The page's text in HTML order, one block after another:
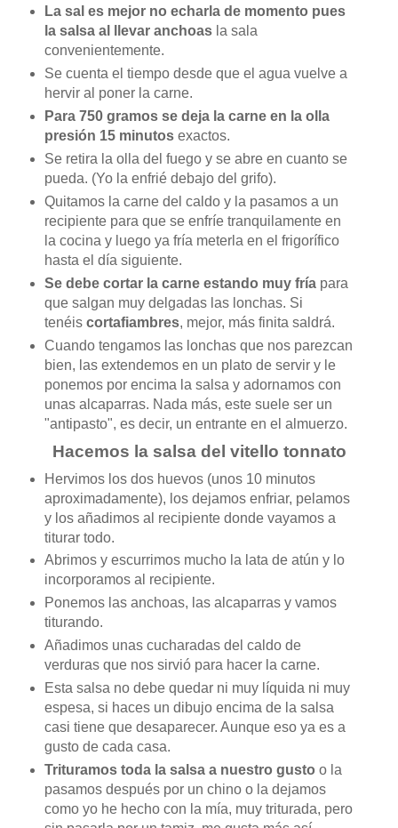
La sal es mejor no echarla de momento pues
la salsa al llevar anchoasla sala
convenientemente.
Se cuenta el tiempo desde que el agua vuelve a
hervir al poner la carne.
Para 750 gramos se deja la carne en la olla
presión 15 minutosexactos.
Se retira la olla del fuego y se abre en cuanto se
pueda. (Yo la enfrié debajo del grifo).
Quitamos la carne del caldo y la pasamos a un
recipiente para que se enfríe tranquilamente en
la cocina y luego ya fría meterla en el frigorífico
hasta el día siguiente.
Se debe cortar la carne estando muy fríapara
que salgan muy delgadas las lonchas. Si
tenéis cortafiambres, mejor, más finita saldrá.
Cuando tengamos las lonchas que nos parezcan
bien, las extendemos en un plato de servir y le
ponemos por encima la salsa y adornamos con
unas alcaparras. Nada más, este suele ser un
"antipasto", es decir, un entrante en el almuerzo.
Hacemos la salsa del vitello tonnato
Hervimos los dos huevos (unos 10 minutos
aproximadamente), los dejamos enfriar, pelamos
y los añadimos al recipiente donde vayamos a
titurar todo.
Abrimos y escurrimos mucho la lata de atún y lo
incorporamos al recipiente.
Ponemos las anchoas, las alcaparras y vamos
titurando.
Añadimos unas cucharadas del caldo de
verduras que nos sirvió para hacer la carne.
Esta salsa no debe quedar ni muy líquida ni muy
espesa, si haces un dibujo encima de la salsa
casi tiene que desaparecer. Aunque eso ya es a
gusto de cada casa.
Trituramos toda la salsa a nuestro gusto o la
pasamos después por un chino o la dejamos
como yo he hecho con la mía, muy triturada, pero